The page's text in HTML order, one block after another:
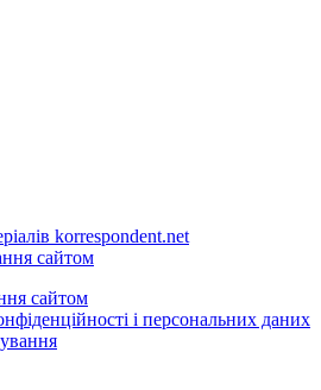
korrespondent.net
сайтом
сайтом
і персональних даних